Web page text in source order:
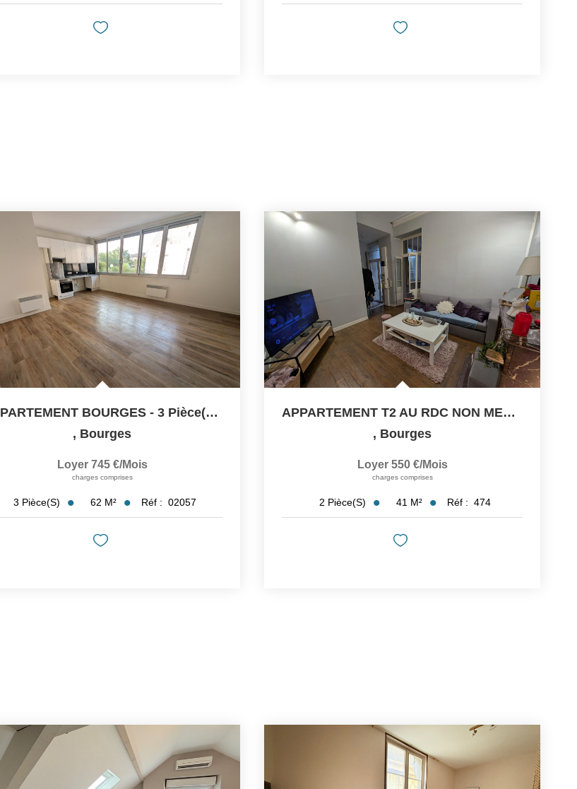
APPARTEMENT BOURGES - 3 Pièce(s) - 62 M2
, Bourges
Loyer 745 €/mois
charges comprises
3 Pièce(s) 62 M² Réf : 02057
APPARTEMENT T2 AU RDC NON MEUBLE- 41 M²- BOURGES
, Bourges
Loyer 550 €/mois
charges comprises
2 Pièce(s) 41 M² Réf : 474